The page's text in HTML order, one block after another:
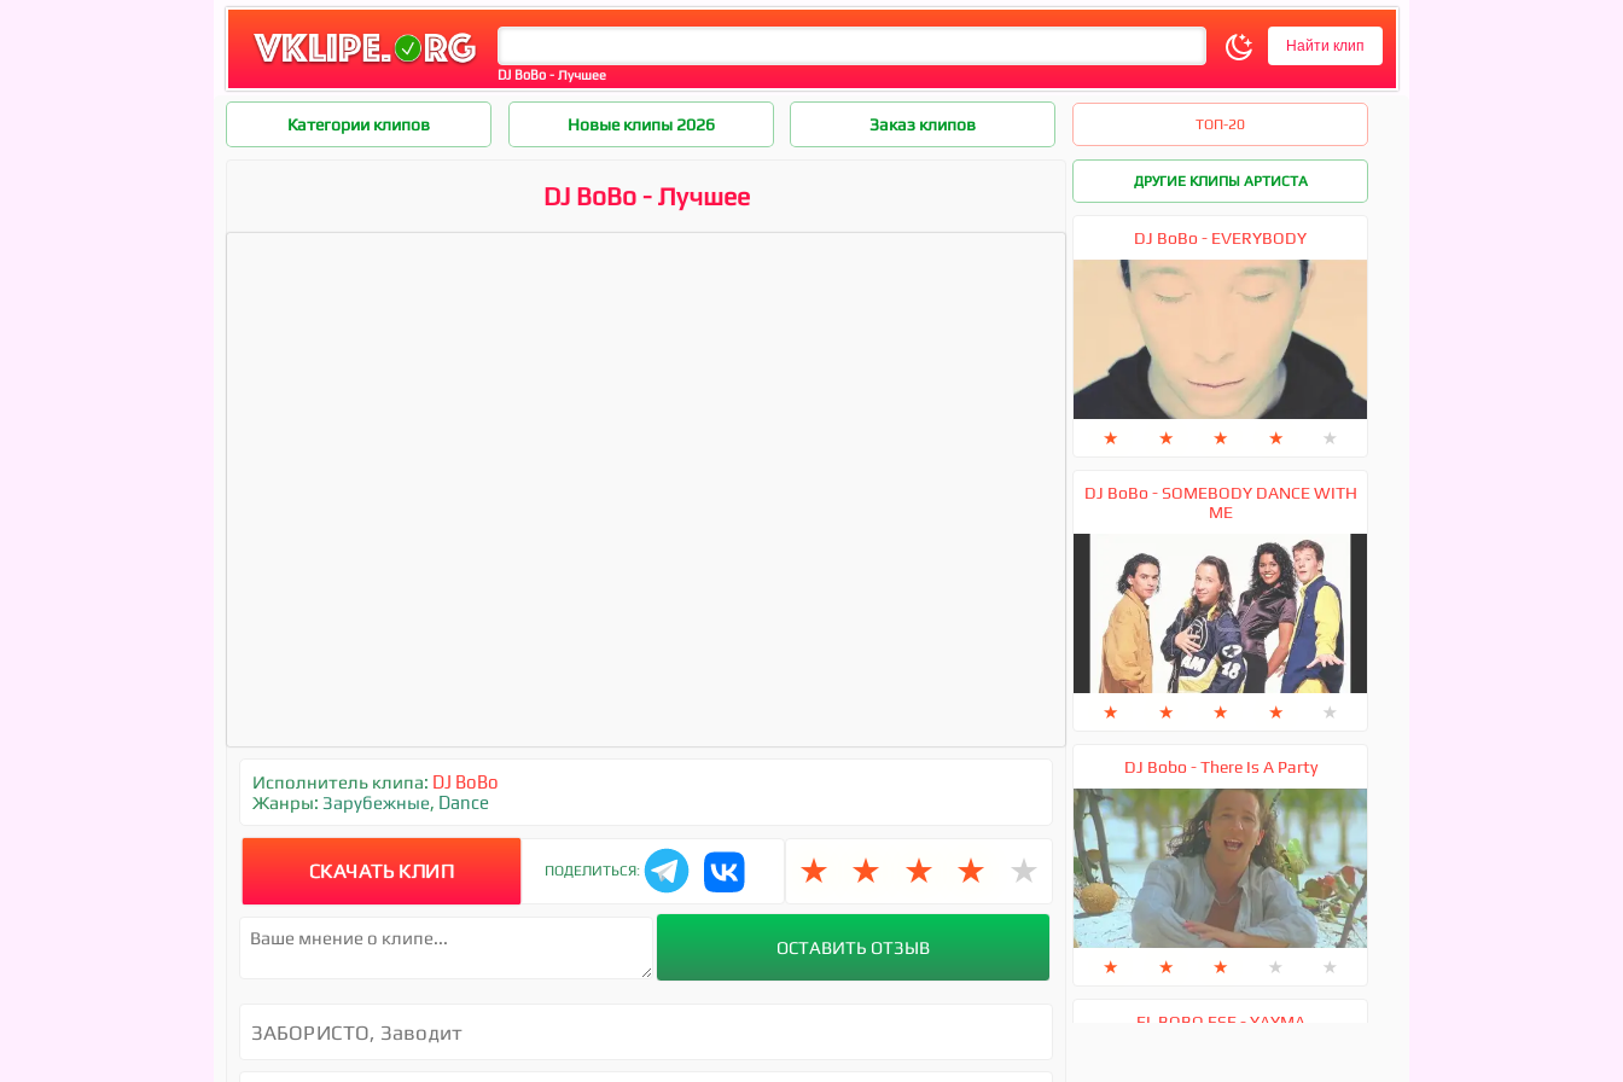
DJ BoBo - Лучшее
Категории клипов Новые клипы 2026 Заказ клипов ТОП-20
DJ BoBo - Лучшее
Исполнитель клипа: DJ BoBo
Жанры: Зарубежные, Dance
СКАЧАТЬ КЛИП ПОДЕЛИТЬСЯ: ★ ★ ★ ★ ★
ЗАБОРИСТО, Заводит
ДРУГИЕ КЛИПЫ АРТИСТА
DJ BoBo - EVERYBODY
★ ★ ★ ★ ★
DJ BoBo - SOMEBODY DANCE WITH
ME
★ ★ ★ ★ ★
DJ Bobo - There Is A Party
★ ★ ★ ★ ★
EL BOBO ESE - YAYMA